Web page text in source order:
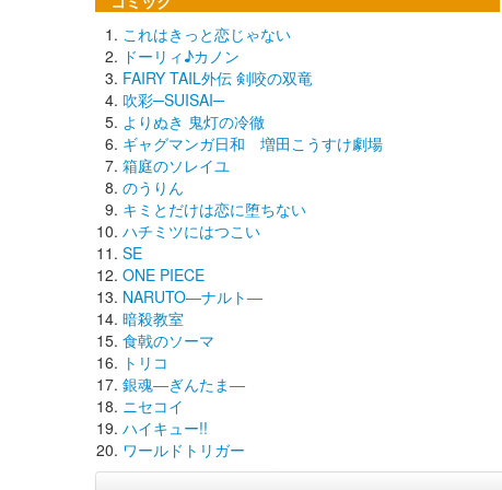
これはきっと恋じゃない
ドーリィ♪カノン
FAIRY TAIL外伝 剣咬の双竜
吹彩─SUISAI─
よりぬき 鬼灯の冷徹
ギャグマンガ日和 増田こうすけ劇場
箱庭のソレイユ
のうりん
キミとだけは恋に堕ちない
ハチミツにはつこい
SE
ONE PIECE
NARUTO―ナルト―
暗殺教室
食戟のソーマ
トリコ
銀魂―ぎんたま―
ニセコイ
ハイキュー!!
ワールドトリガー